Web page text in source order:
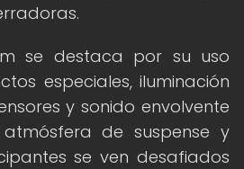
se destaca por su uso
especiales, iluminación
y sonido envolvente
de suspense y
se ven desafiados